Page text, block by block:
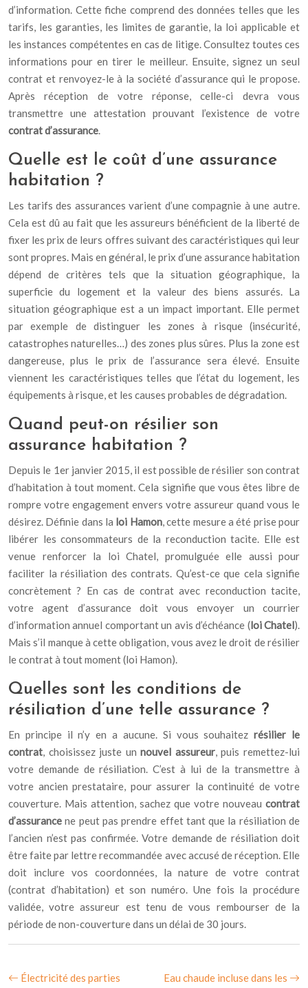
d’information. Cette fiche comprend des données telles que les
tarifs, les garanties, les limites de garantie, la loi applicable et
les instances compétentes en cas de litige. Consultez toutes ces
informations pour en tirer le meilleur. Ensuite, signez un seul
contrat et renvoyez-le à la société d’assurance qui le propose.
Après réception de votre réponse, celle-ci devra vous
transmettre une attestation prouvant l’existence de votre
contrat d’assurance.
Quelle est le coût d’une assurance
habitation ?
Les tarifs des assurances varient d’une compagnie à une autre.
Cela est dû au fait que les assureurs bénéficient de la liberté de
fixer les prix de leurs offres suivant des caractéristiques qui leur
sont propres. Mais en général, le prix d’une assurance habitation
dépend de critères tels que la situation géographique, la
superficie du logement et la valeur des biens assurés. La
situation géographique est a un impact important. Elle permet
par exemple de distinguer les zones à risque (insécurité,
catastrophes naturelles…) des zones plus sûres. Plus la zone est
dangereuse, plus le prix de l’assurance sera élevé. Ensuite
viennent les caractéristiques telles que l’état du logement, les
équipements à risque, et les causes probables de dégradation.
Quand peut-on résilier son
assurance habitation ?
Depuis le 1er janvier 2015, il est possible de résilier son contrat
d’habitation à tout moment. Cela signifie que vous êtes libre de
rompre votre engagement envers votre assureur quand vous le
désirez. Définie dans la loi Hamon, cette mesure a été prise pour
libérer les consommateurs de la reconduction tacite. Elle est
venue renforcer la loi Chatel, promulguée elle aussi pour
faciliter la résiliation des contrats. Qu’est-ce que cela signifie
concrètement ? En cas de contrat avec reconduction tacite,
votre agent d’assurance doit vous envoyer un courrier
d’information annuel comportant un avis d’échéance (loi Chatel).
Mais s’il manque à cette obligation, vous avez le droit de résilier
le contrat à tout moment (loi Hamon).
Quelles sont les conditions de
résiliation d’une telle assurance ?
En principe il n’y en a aucune. Si vous souhaitezrésilier le
contrat, choisissez juste unnouvel assureur, puis remettez-lui
votre demande de résiliation. C’est à lui de la transmettre à
votre ancien prestataire, pour assurer la continuité de votre
couverture. Mais attention, sachez que votre nouveau contrat
d’assurance ne peut pas prendre effet tant que la résiliation de
l’ancien n’est pas confirmée. Votre demande de résiliation doit
être faite par lettre recommandée avec accusé de réception. Elle
doit inclure vos coordonnées, la nature de votre contrat
(contrat d’habitation) et son numéro. Une fois la procédure
validée, votre assureur est tenu de vous rembourser de la
période de non-couverture dans un délai de 30 jours.
Électricité des parties
Eau chaude incluse dans les